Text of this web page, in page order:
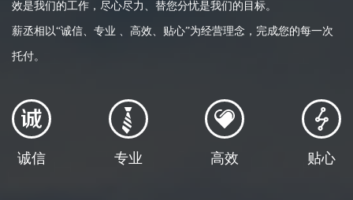
效是我们的工作，尽心尽力、替您分忧是我们的目标。
薪丞相以“诚信、专业 、高效、贴心”为经营理念，完成您的每一次
托付。
诚信 专业 高效 贴心